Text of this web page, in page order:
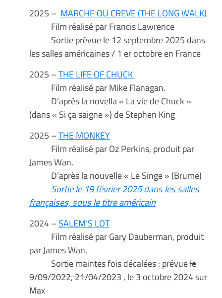
2025 – MARCHE OU CREVE (THE LONG WALK)
Film réalisé par Francis Lawrence
Sortie prévue le 12 septembre 2025 dans
les salles américaines / 1 er octobre en France
2025 –THE LIFE OF CHUCK
Film réalisé par Mike Flanagan.
D’après la novella « La vie de Chuck »
(dans « Si ça saigne ») de Stephen King
2025 –THE MONKEY
Film réalisé par Oz Perkins, produit par
James Wan.
D’après la nouvelle « Le Singe » (Brume)
Sortie le 19 février 2025 dans les salles
françaises, sous le titre américain
2024 –SALEM’S LOT
Film réalisé par Gary Dauberman, produit
par James Wan.
Sortie maintes fois décalées : prévuele
9/09/2022, 21/04/2023, le 3 octobre 2024 sur
Max